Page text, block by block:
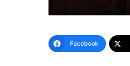
Facebook